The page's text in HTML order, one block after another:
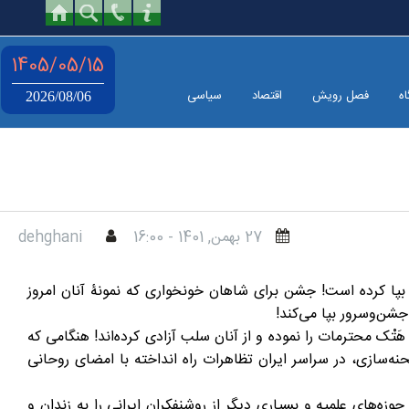
فصل رویش اقتصاد سیاسی
1405/05/15
2026/08/06
27 بهمن, 1401 - 16:00 dehghani
دولت ایران به مناسبت سالروز جشن ۲۵۰۰ساله، در سراسر کشور جشن بپا کرده است! جشن برای شاهان خونخواری که نمونۀ آنان امروز
محترمات را نموده و از آنان سلب آزادی کرده‌اند! هنگامی که
در سراسر ایران تظاهرات راه انداخته با امضای روحانی